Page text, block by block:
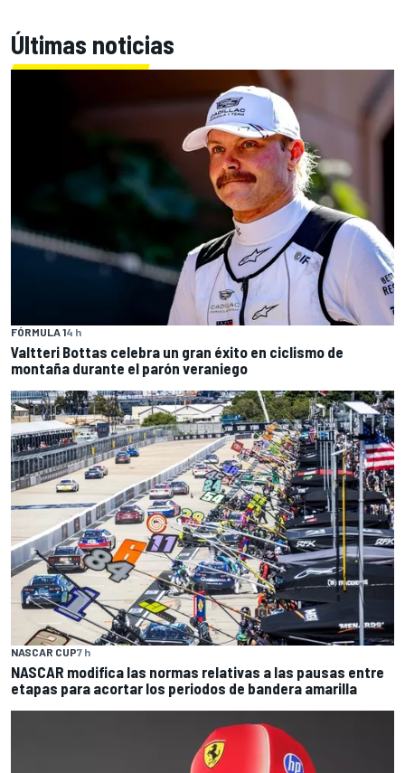
Últimas noticias
FÓRMULA 14 h
Valtteri Bottas celebra un gran éxito en ciclismo de
montaña durante el parón veraniego
NASCAR CUP7 h
NASCAR modifica las normas relativas a las pausas entre
etapas para acortar los periodos de bandera amarilla